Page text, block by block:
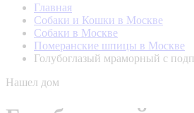
Главная
Собаки и Кошки в Москве
Собаки в Москве
Померанские шпицы в Москве
Голубоглазый мраморный с
Нашел дом